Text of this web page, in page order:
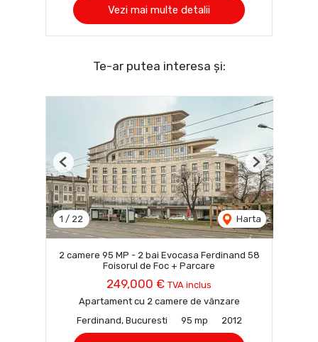
Vezi mai multe detalii
Te-ar putea interesa și:
1 / 22 Harta
Previous Next
2 camere 95 MP - 2 bai Evocasa Ferdinand 58
Foisorul de Foc + Parcare
249,000 € TVA inclus
Apartament cu 2 camere de vânzare
Ferdinand, Bucuresti
95 mp 2012